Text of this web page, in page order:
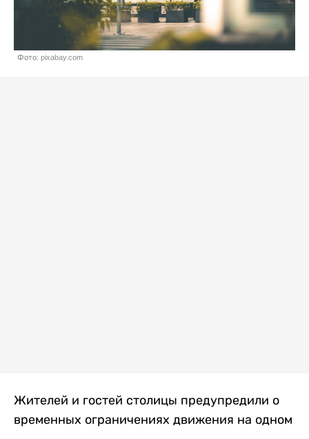
Фото: pixabay.com
Жителей и гостей столицы предупредили о
временных ограничениях движения на одном